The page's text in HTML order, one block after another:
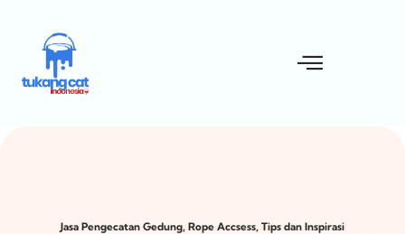
Jasa Pengecatan Gedung, Rope Accsess, Tips dan Inspirasi